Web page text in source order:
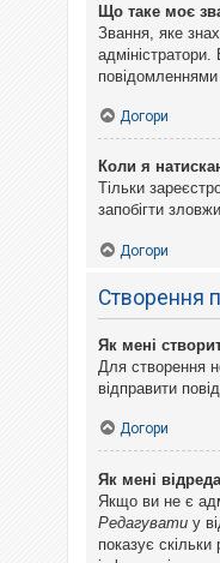
Що таке моє
Звання, яке
Догори
Коли я
Тільки
запобігти
Догори
Створення
Як мені
Для створення
відправити
Догори
Як мені
Якщо ви не є
Редагувати у
показує